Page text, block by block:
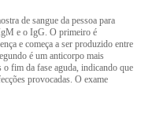
de sangue da pessoa para
e o IgG. O primeiro é
e começa a ser produzido entre
é um anticorpo mais
o fim da fase aguda, indicando que
provocadas. O exame